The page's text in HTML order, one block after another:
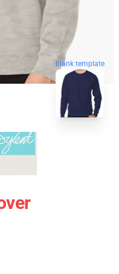
blank template